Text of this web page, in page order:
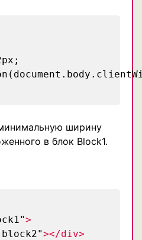
ширину
в блок Block1.
>
></div>